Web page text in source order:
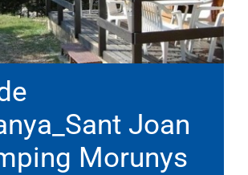
Joan
Morunys